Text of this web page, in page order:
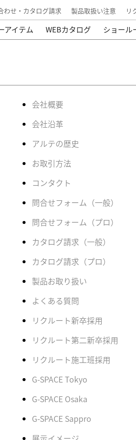
わせ・カタログ請求 製品取扱い注意 リ
アイテム WEBカタログ ショール
会社概要
会社沿革
アルテの歴史
お取引方法
コンタクト
問合せフォーム（一般）
問合せフォーム（プロ）
カタログ請求（一般）
カタログ請求（プロ）
製品お取り扱い
よくある質問
リクルート新卒採用
リクルート第二新卒採用
リクルート施工班採用
G-SPACE Tokyo
G-SPACE Osaka
G-SPACE Sappro